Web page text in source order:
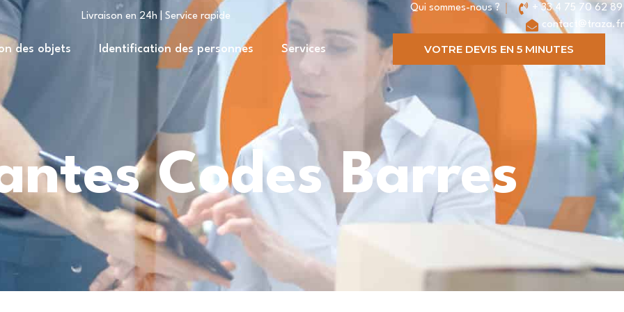
Livraison en 24h | Service rapide
Qui sommes-nous ?
+ 33 4 75 70 62 89
contact@traza.fr
des objets Identification des personnes Services VOTRE DEVIS EN 5 MINUTES
Codes Barres